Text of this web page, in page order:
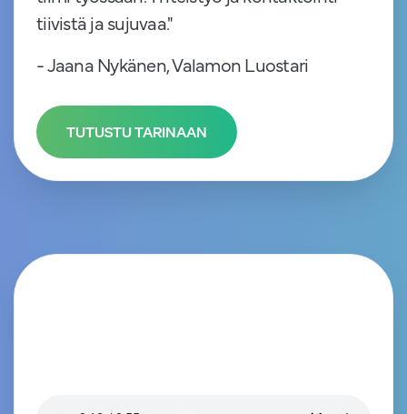
tiivistä ja sujuvaa."
- Jaana Nykänen, Valamon Luostari
TUTUSTU TARINAAN